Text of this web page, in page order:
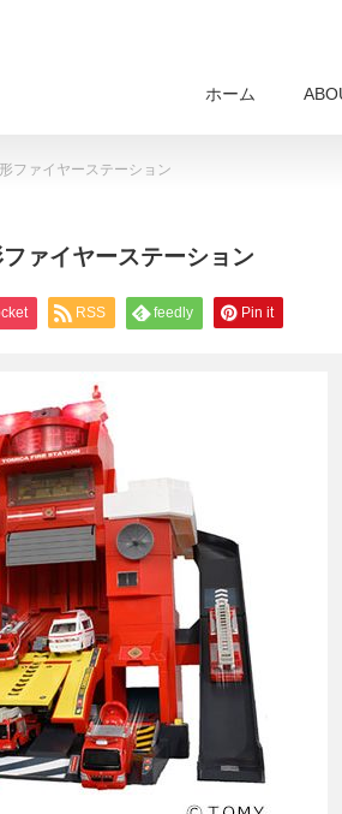
ホーム
ファイヤーステーション
ァイヤーステーション
RSS feedly Pin it